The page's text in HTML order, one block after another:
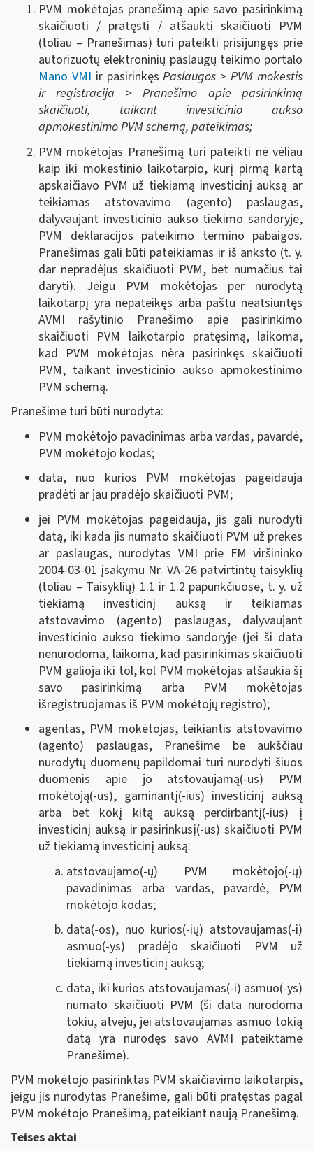
PVM mokėtojas pranešimą apie savo pasirinkimą
skaičiuoti / pratęsti / atšaukti skaičiuoti PVM
(toliau – Pranešimas) turi pateikti prisijungęs prie
autorizuotų elektroninių paslaugų teikimo portalo
Mano VMI ir pasirinkęsPaslaugos > PVM mokestis
ir registracija > Pranešimo apie pasirinkimą
skaičiuoti, taikant investicinio aukso
apmokestinimo PVM schemą, pateikimas;
PVM mokėtojas Pranešimą turi pateikti nė vėliau
kaip iki mokestinio laikotarpio, kurį pirmą kartą
apskaičiavo PVM už tiekiamą investicinį auksą ar
teikiamas atstovavimo (agento) paslaugas,
dalyvaujant investicinio aukso tiekimo sandoryje,
PVM deklaracijos pateikimo termino pabaigos.
Pranešimas gali būti pateikiamas ir iš anksto (t. y.
dar nepradėjus skaičiuoti PVM, bet numačius tai
daryti). Jeigu PVM mokėtojas per nurodytą
laikotarpį yra nepateikęs arba paštu neatsiuntęs
AVMI rašytinio Pranešimo apie pasirinkimo
skaičiuoti PVM laikotarpio pratęsimą, laikoma,
kad PVM mokėtojas nėra pasirinkęs skaičiuoti
PVM, taikant investicinio aukso apmokestinimo
PVM schemą.
Pranešime turi būti nurodyta:
PVM mokėtojo pavadinimas arba vardas, pavardė,
PVM mokėtojo kodas;
data, nuo kurios PVM mokėtojas pageidauja
pradėti ar jau pradėjo skaičiuoti PVM;
jei PVM mokėtojas pageidauja, jis gali nurodyti
datą, iki kada jis numato skaičiuoti PVM už prekes
ar paslaugas, nurodytas VMI prie FM viršininko
2004-03-01 įsakymu Nr. VA-26 patvirtintų taisyklių
(toliau – Taisyklių) 1.1 ir 1.2 papunkčiuose, t. y. už
tiekiamą investicinį auksą ir teikiamas
atstovavimo (agento) paslaugas, dalyvaujant
investicinio aukso tiekimo sandoryje (jei ši data
nenurodoma, laikoma, kad pasirinkimas skaičiuoti
PVM galioja iki tol, kol PVM mokėtojas atšaukia šį
savo pasirinkimą arba PVM mokėtojas
išregistruojamas iš PVM mokėtojų registro);
agentas, PVM mokėtojas, teikiantis atstovavimo
(agento) paslaugas, Pranešime be aukščiau
nurodytų duomenų papildomai turi nurodyti šiuos
duomenis apie jo atstovaujamą(-us) PVM
mokėtoją(-us), gaminantį(-ius) investicinį auksą
arba bet kokį kitą auksą perdirbantį(-ius) į
investicinį auksą ir pasirinkusį(-us) skaičiuoti PVM
už tiekiamą investicinį auksą:
atstovaujamo(-ų) PVM mokėtojo(-ų)
pavadinimas arba vardas, pavardė, PVM
mokėtojo kodas;
data(-os), nuo kurios(-ių) atstovaujamas(-i)
asmuo(-ys) pradėjo skaičiuoti PVM už
tiekiamą investicinį auksą;
data, iki kurios atstovaujamas(-i) asmuo(-ys)
numato skaičiuoti PVM (ši data nurodoma
tokiu, atveju, jei atstovaujamas asmuo tokią
datą yra nurodęs savo AVMI pateiktame
Pranešime).
PVM mokėtojo pasirinktas PVM skaičiavimo laikotarpis,
jeigu jis nurodytas Pranešime, gali būti pratęstas pagal
PVM mokėtojo Pranešimą, pateikiant naują Pranešimą.
Teises aktai